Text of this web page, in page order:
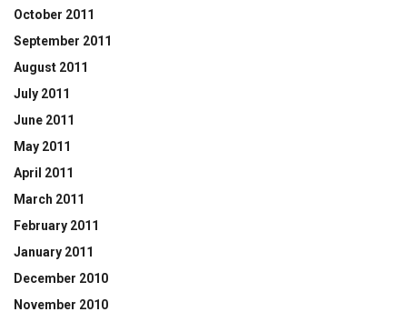
October 2011
September 2011
August 2011
July 2011
June 2011
May 2011
April 2011
March 2011
February 2011
January 2011
December 2010
November 2010